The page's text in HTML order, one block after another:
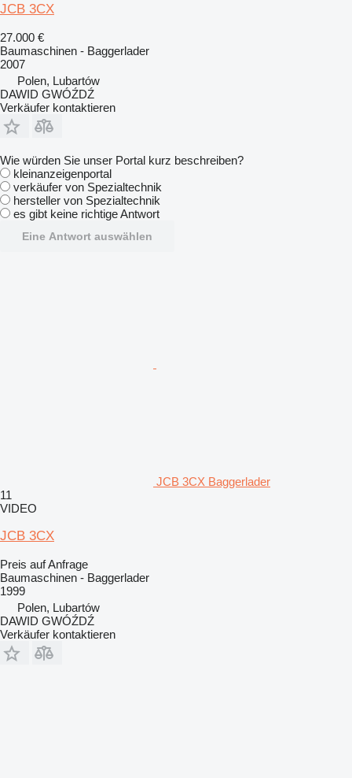
JCB 3CX
27.000 €
Baumaschinen - Baggerlader
2007
Polen, Lubartów
DAWID GWÓŹDŹ
Verkäufer kontaktieren
Wie würden Sie unser Portal kurz beschreiben?
kleinanzeigenportal
verkäufer von Spezialtechnik
hersteller von Spezialtechnik
es gibt keine richtige Antwort
Eine Antwort auswählen
JCB 3CX Baggerlader
11
VIDEO
JCB 3CX
Preis auf Anfrage
Baumaschinen - Baggerlader
1999
Polen, Lubartów
DAWID GWÓŹDŹ
Verkäufer kontaktieren